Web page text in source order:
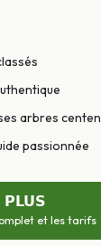
arbres
passionnée
et les tarifs